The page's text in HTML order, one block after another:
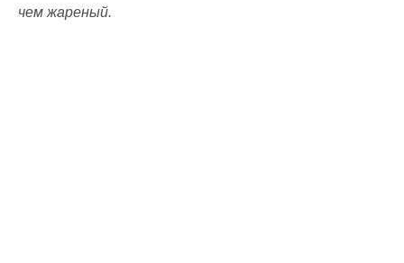
чем жареный.